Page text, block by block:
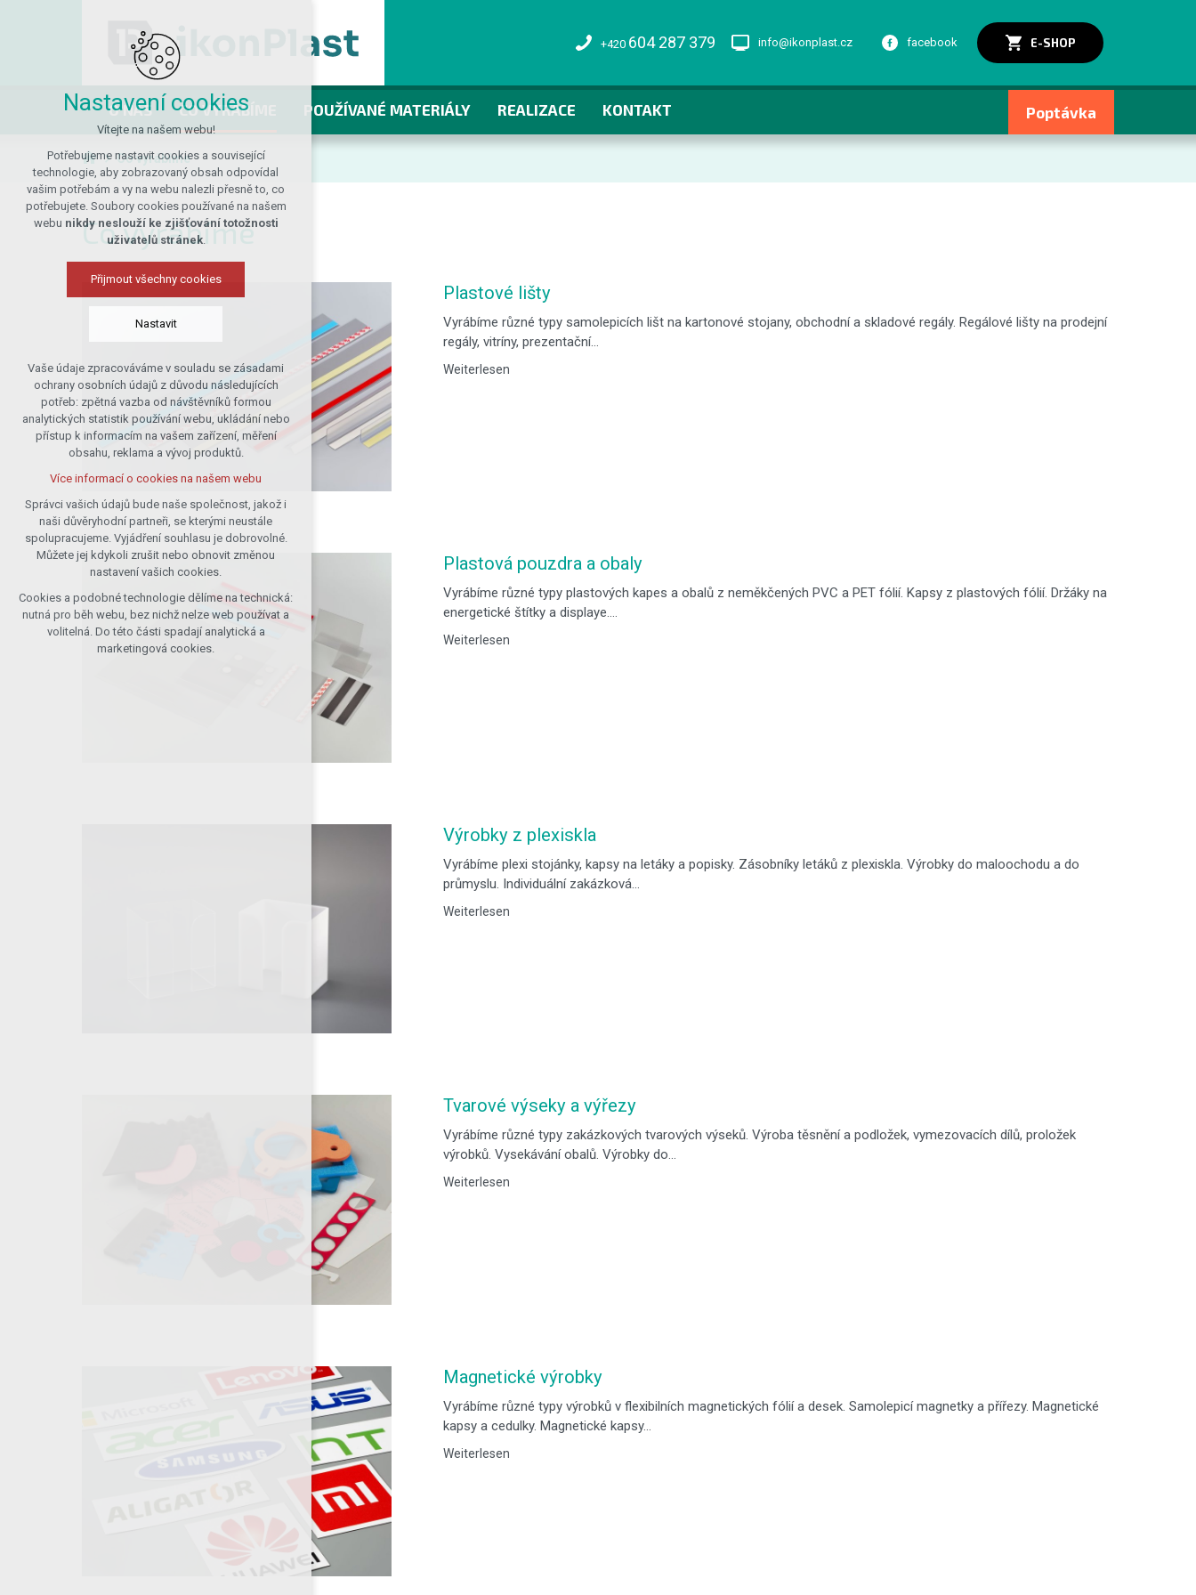
+420 604 287 379 info@ikonplast.cz facebook E-SHOP
O NÁS CO VYRÁBÍME POUŽÍVANÉ MATERIÁLY REALIZACE KONTAKT Poptávka
Co vyrábíme
Co vyrábíme
Plastové lišty
Vyrábíme různé typy samolepicích lišt na kartonové stojany, obchodní a skladové regály. Regálové lišty na prodejní
regály, vitríny, prezentační…
Weiterlesen
Plastová pouzdra a obaly
Vyrábíme různé typy plastových kapes a obalů z neměkčených PVC a PET fólií. Kapsy z plastových fólií. Držáky na
energetické štítky a displaye.…
Weiterlesen
Výrobky z plexiskla
Vyrábíme plexi stojánky, kapsy na letáky a popisky. Zásobníky letáků z plexiskla. Výrobky do maloochodu a do
průmyslu. Individuální zakázková…
Weiterlesen
Tvarové výseky a výřezy
Vyrábíme různé typy zakázkových tvarových výseků. Výroba těsnění a podložek, vymezovacích dílů, proložek
výrobků. Vysekávání obalů. Výrobky do…
Weiterlesen
Magnetické výrobky
Vyrábíme různé typy výrobků v flexibilních magnetických fólií a desek. Samolepicí magnetky a přířezy. Magnetické
kapsy a cedulky. Magnetické kapsy…
Weiterlesen
Nastavení cookies
Vítejte na našem webu!
Potřebujeme nastavit cookies a související
technologie, aby zobrazovaný obsah odpovídal
vašim potřebám a vy na webu nalezli přesně to, co
potřebujete. Soubory cookies používané na našem
webu nikdy neslouží ke zjišťování totožnosti
uživatelů stránek.
Přijmout všechny cookies
Nastavit
Technická cookies
nutná pro provozování webu
udržení kontextu stránek (session):
případná přihlášení, volby jazyka, apod.
Volitelná cookies
analytická pro anonymizované
vyhodnocení návštěvnosti
marketingová cookies (Google)
Více informací o cookies na našem webu
Přijmout všechny cookies
Odmítnout vše
Vaše údaje zpracováváme v souladu se zásadami
ochrany osobních údajů z důvodu následujících
potřeb: zpětná vazba od návštěvníků formou
analytických statistik používání webu, ukládání nebo
přístup k informacím na vašem zařízení, měření
obsahu, reklama a vývoj produktů.
Více informací o cookies na našem webu
Správci vašich údajů bude naše společnost, jakož i
naši důvěryhodní partneři, se kterými neustále
spolupracujeme. Vyjádření souhlasu je dobrovolné.
Můžete jej kdykoli zrušit nebo obnovit změnou
nastavení vašich cookies.
Cookies a podobné technologie dělíme na technická:
nutná pro běh webu, bez nichž nelze web používat a
volitelná. Do této části spadají analytická a
marketingová cookies.